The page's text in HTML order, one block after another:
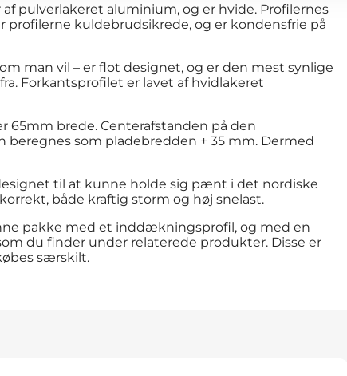
pulverlakeret aluminium, og er hvide. Profilernes
profilerne kuldebrudsikrede, og er kondensfrie på
man vil – er flot designet, og er den mest synlige
Forkantsprofilet er lavet af hvidlakeret
65mm brede. Centerafstanden på den
som pladebredden + 35 mm. Dermed
til at kunne holde sig pænt i det nordiske
både kraftig storm og høj snelast.
pakke med et inddækningsprofil, og med en
du finder under relaterede produkter. Disse er
særskilt.